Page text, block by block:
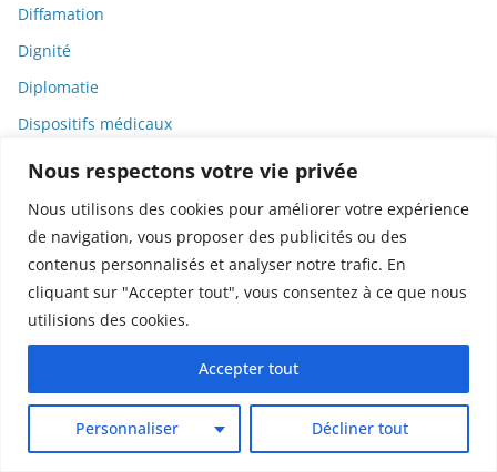
Nous respectons votre vie privée
Nous utilisons des cookies pour améliorer votre expérience
de navigation, vous proposer des publicités ou des
contenus personnalisés et analyser notre trafic. En
cliquant sur "Accepter tout", vous consentez à ce que nous
utilisions des cookies.
Personnaliser Décliner tout
Accepter tout
Diffamation
Dignité
Diplomatie
Dispositifs médicaux
Dlct
Documentaire
DODGE
Donald Trump
Dons
Droit de la consommation